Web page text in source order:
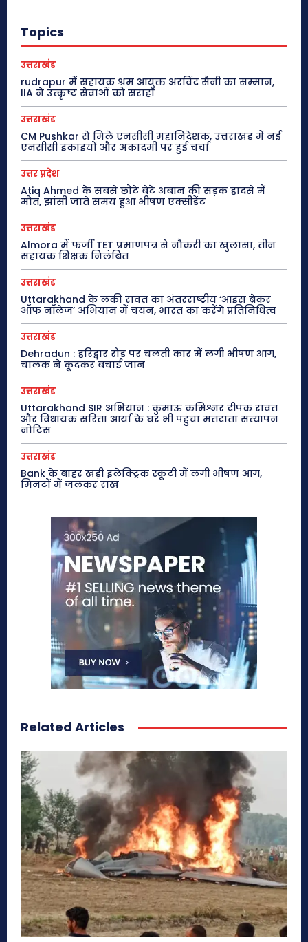
Topics
उत्तराखंड
rudrapur में सहायक श्रम आयुक्त अरविंद सैनी का सम्मान,
IIA ने उत्कृष्ट सेवाओं को सराहा
उत्तराखंड
CM Pushkar से मिले एनसीसी महानिदेशक, उत्तराखंड में नई
एनसीसी इकाइयों और अकादमी पर हुई चर्चा
उत्तर प्रदेश
Atiq Ahmed के सबसे छोटे बेटे अबान की सड़क हादसे में
मौत, झांसी जाते समय हुआ भीषण एक्सीडेंट
उत्तराखंड
Almora में फर्जी TET प्रमाणपत्र से नौकरी का खुलासा, तीन
सहायक शिक्षक निलंबित
उत्तराखंड
Uttarakhand के लकी रावत का अंतरराष्ट्रीय ‘आइस ब्रेकर
ऑफ नॉलेज’ अभियान में चयन, भारत का करेंगे प्रतिनिधित्व
उत्तराखंड
Dehradun : हरिद्वार रोड पर चलती कार में लगी भीषण आग,
चालक ने कूदकर बचाई जान
उत्तराखंड
Uttarakhand SIR अभियान : कुमाऊं कमिश्नर दीपक रावत
और विधायक सरिता आर्या के घर भी पहुंचा मतदाता सत्यापन
नोटिस
उत्तराखंड
Bank के बाहर खड़ी इलेक्ट्रिक स्कूटी में लगी भीषण आग,
मिनटों में जलकर राख
Related Articles